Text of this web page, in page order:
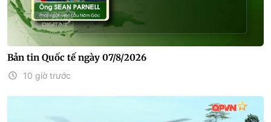
Bản tin Quốc tế ngày 07/8/2026
10 giờ trước